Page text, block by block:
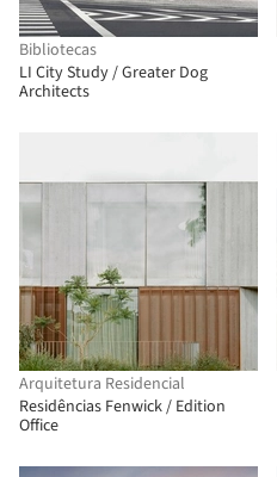
Bibliotecas
LI City Study / Greater Dog
Architects
Arquitetura Residencial
Residências Fenwick / Edition
Office